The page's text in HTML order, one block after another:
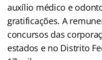
auxílio médico e
gratificações. A
concursos das
estados e no Distrito